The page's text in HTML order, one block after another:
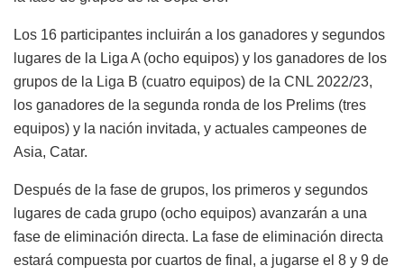
Los 16 participantes incluirán a los ganadores y segundos
lugares de la Liga A (ocho equipos) y los ganadores de los
grupos de la Liga B (cuatro equipos) de la CNL 2022/23,
los ganadores de la segunda ronda de los Prelims (tres
equipos) y la nación invitada, y actuales campeones de
Asia, Catar.
Después de la fase de grupos, los primeros y segundos
lugares de cada grupo (ocho equipos) avanzarán a una
fase de eliminación directa. La fase de eliminación directa
estará compuesta por cuartos de final, a jugarse el 8 y 9 de